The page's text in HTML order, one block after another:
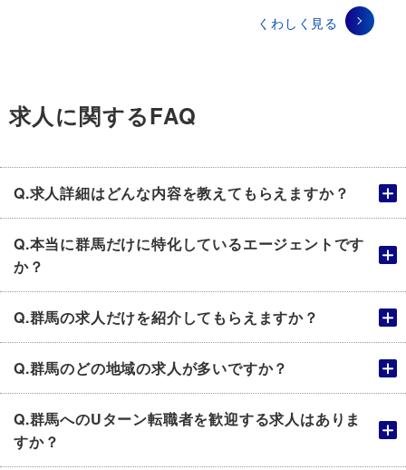
くわしく見る
求人に関するFAQ
Q.求人詳細はどんな内容を教えてもらえますか？
Q.本当に群馬だけに特化しているエージェントです
か？
Q.群馬の求人だけを紹介してもらえますか？
Q.群馬のどの地域の求人が多いですか？
Q.群馬へのUターン転職者を歓迎する求人はありま
すか？